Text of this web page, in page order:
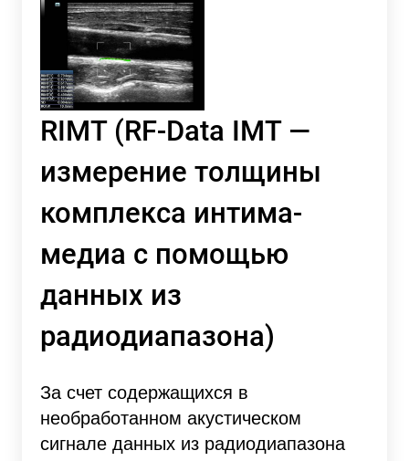
RIMT (RF-Data IMT —
измерение толщины
комплекса интима-
медиа с помощью
данных из
радиодиапазона)
За счет содержащихся в
необработанном акустическом
сигнале данных из радиодиапазона